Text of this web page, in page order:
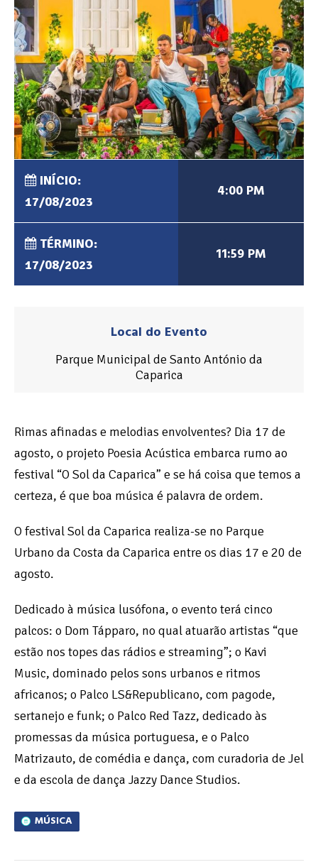
INÍCIO:
17/08/2023
4:00 PM
TÉRMINO:
17/08/2023
11:59 PM
Local do Evento
Parque Municipal de Santo António da
Caparica
Rimas afinadas e melodias envolventes? Dia 17 de
agosto, o projeto Poesia Acústica embarca rumo ao
festival “O Sol da Caparica” e se há coisa que temos a
certeza, é que boa música é palavra de ordem.
O festival Sol da Caparica realiza-se no Parque
Urbano da Costa da Caparica entre os dias 17 e 20 de
agosto.
Dedicado à música lusófona, o evento terá cinco
palcos: o Dom Tápparo, no qual atuarão artistas “que
estão nos topes das rádios e streaming”; o Kavi
Music, dominado pelos sons urbanos e ritmos
africanos; o Palco LS&Republicano, com pagode,
sertanejo e funk; o Palco Red Tazz, dedicado às
promessas da música portuguesa, e o Palco
Matrizauto, de comédia e dança, com curadoria de Jel
e da escola de dança Jazzy Dance Studios.
MÚSICA